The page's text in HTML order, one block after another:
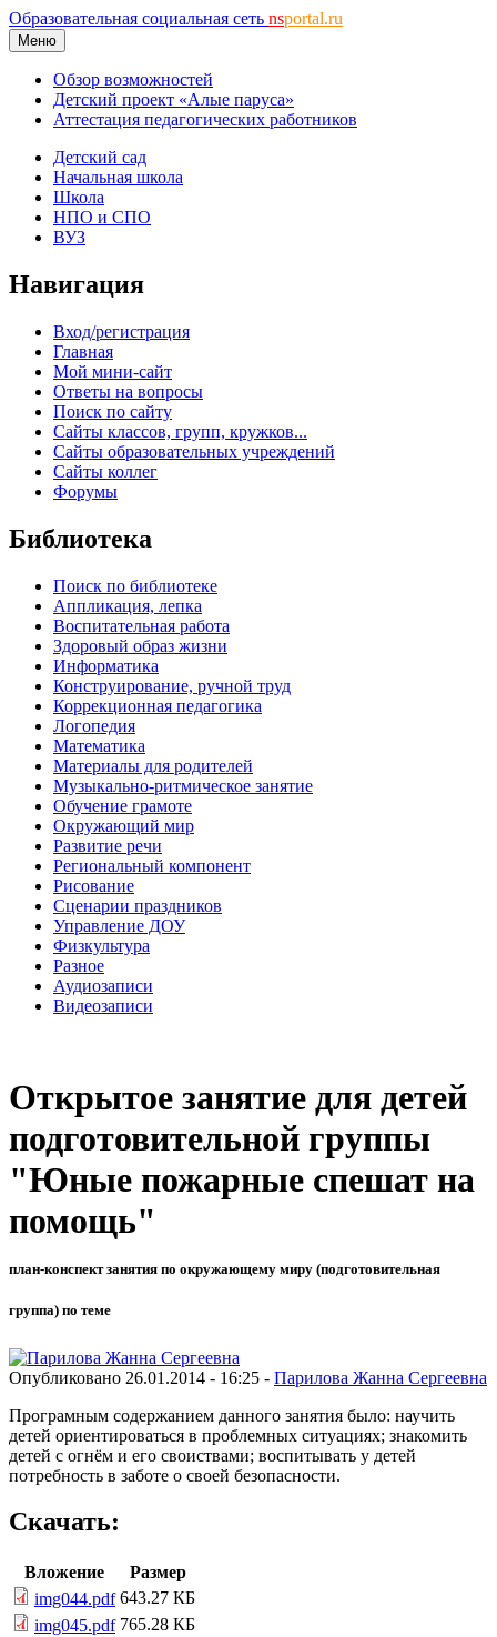
Образовательная социальная сеть nsportal.ru
Меню
Обзор возможностей
Детский проект «Алые паруса»
Аттестация педагогических работников
Детский сад
Начальная школа
Школа
НПО и СПО
ВУЗ
Навигация
Вход/регистрация
Главная
Мой мини-сайт
Ответы на вопросы
Поиск по сайту
Сайты классов, групп, кружков...
Сайты образовательных учреждений
Сайты коллег
Форумы
Библиотека
Поиск по библиотеке
Аппликация, лепка
Воспитательная работа
Здоровый образ жизни
Информатика
Конструирование, ручной труд
Коррекционная педагогика
Логопедия
Математика
Материалы для родителей
Музыкально-ритмическое занятие
Обучение грамоте
Окружающий мир
Развитие речи
Региональный компонент
Рисование
Сценарии праздников
Управление ДОУ
Физкультура
Разное
Аудиозаписи
Видеозаписи
Открытое занятие для детей
подготовительной группы
"Юные пожарные спешат на
помощь"
план-конспект занятия по окружающему миру (подготовительная
группа) по теме
Опубликовано 26.01.2014 - 16:25 - Парилова Жанна Сергеевна
Програмным содержанием данного занятия было: научить
детей ориентироваться в проблемных ситуациях; знакомить
детей с огнём и его своиствами; воспитывать у детей
потребность в заботе о своей безопасности.
Скачать:
Вложение
Размер
img044.pdf 643.27 КБ
img045.pdf 765.28 КБ